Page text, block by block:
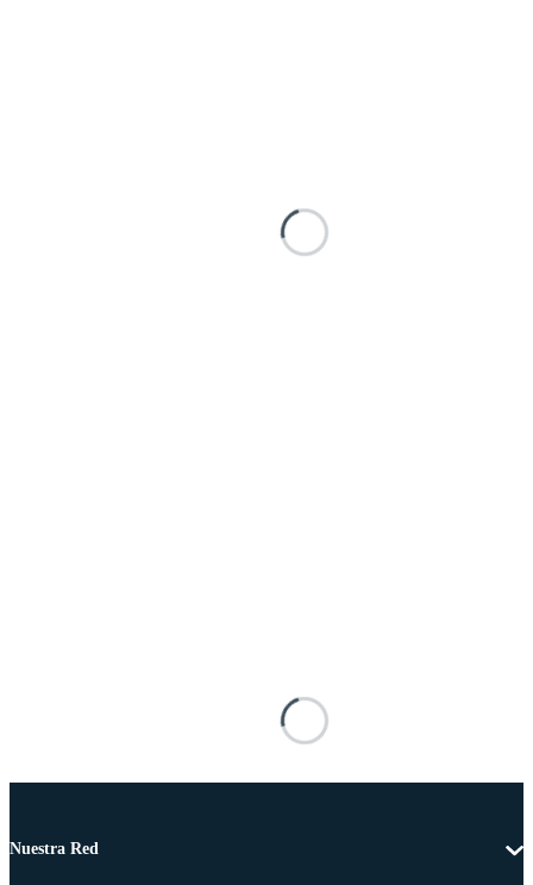
Nuestra Red